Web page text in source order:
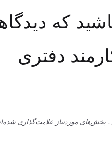
دیدگاهی
دفتری
علامت‌گذاری شده‌اند*